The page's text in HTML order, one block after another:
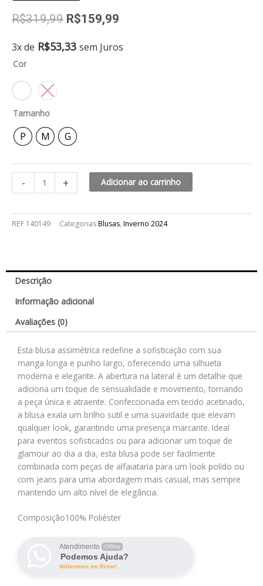
R$319,99 O
original
R$159,99
atual
3x de R$53,33 sem Juros
Cor
Tamanho
P M G
-
Blusa
Mia
quantidade
+ Adicionar ao carrinho
REF 140149 CategoriasBlusas, Inverno 2024
Descrição
Informação adicional
Avaliações (0)
Esta blusa assimétrica redefine a sofisticação com sua
manga longa e punho largo, oferecendo uma silhueta
moderna e elegante. A abertura na lateral é um detalhe que
adiciona um toque de sensualidade e movimento, tornando
a peça única e atraente. Confeccionada em tecido acetinado,
a blusa exala um brilho sutil e uma suavidade que elevam
qualquer look, garantindo uma presença marcante. Ideal
para eventos sofisticados ou para adicionar um toque de
glamour ao dia a dia, esta blusa pode ser facilmente
combinada com peças de alfaiataria para um look polido ou
com jeans para uma abordagem mais casual, mas sempre
mantendo um alto nível de elegância.
Composição100% Poliéster
Atendimento Offline
Podemos Ajuda?
Voltaremos em Breve!